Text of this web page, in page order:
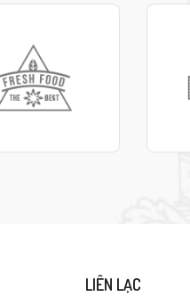
LIÊN LẠC